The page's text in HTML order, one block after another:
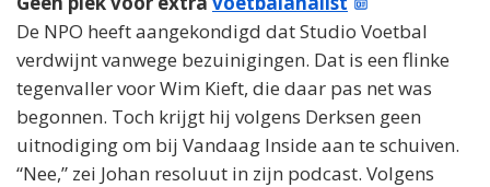
De NPO heeft aangekondigd dat Studio Voetbal
verdwijnt vanwege bezuinigingen. Dat is een flinke
tegenvaller voor Wim Kieft, die daar pas net was
begonnen. Toch krijgt hij volgens Derksen geen
uitnodiging om bij Vandaag Inside aan te schuiven.
“Nee,” zei Johan resoluut in zijn podcast. Volgens